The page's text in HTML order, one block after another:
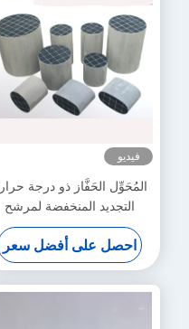
فيديو
المُحَوِّل الحَفَّاز ذو درجة
التجديد المنخفضة لمرشح
جسيمات الديزل
احصل على أفضل سعر